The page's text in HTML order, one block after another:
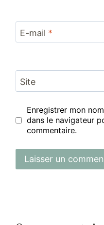
E-mail *
Site
Enregistrer mon
dans le navigateur
commentaire.